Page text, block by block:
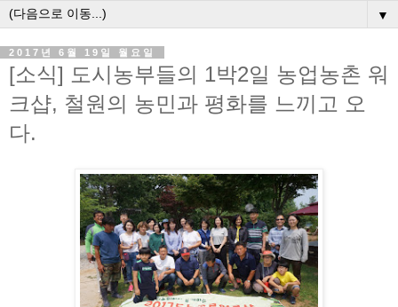
▼
2017년 6월 19일 월요일
[소식] 도시농부들의 1박2일 농업농촌 워
크샵, 철원의 농민과 평화를 느끼고 오
다.